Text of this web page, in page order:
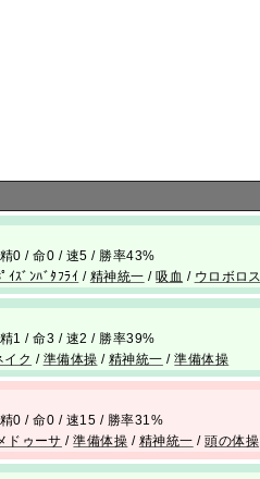
0 / 命0 / 速5 / 勝率43%
ｲｽﾞﾝﾊﾞﾀﾌﾗｲ / 精神統一 /吸血 / ウロボロス
1 / 命3 / 速2 / 勝率39%
イク / 準備体操 / 精神統一 /準備体操
0 / 命0 / 速15 / 勝率31%
ドゥーサ /準備体操 / 精神統一 /頭の体操